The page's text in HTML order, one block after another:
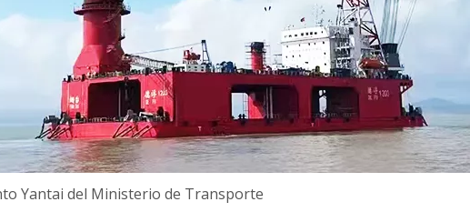
Yantai del Ministerio de Transporte